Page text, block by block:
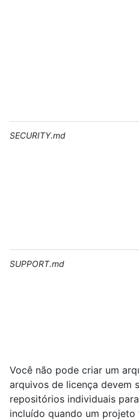
SECURITY.md
SUPPORT.md
Você não pode criar um
arquivos de licença devem
repositórios individuais
incluído quando um